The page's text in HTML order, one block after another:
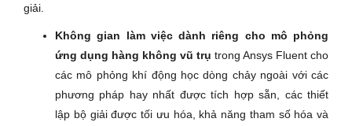
giải.
Không gian làm việc dành riêng cho mô phỏng
ứng dụng hàng không vũ trụ trong Ansys Fluent cho
các mô phỏng khí động học dòng chảy ngoài với các
phương pháp hay nhất được tích hợp sẵn, các thiết
lập bộ giải được tối ưu hóa, khả năng tham số hóa và